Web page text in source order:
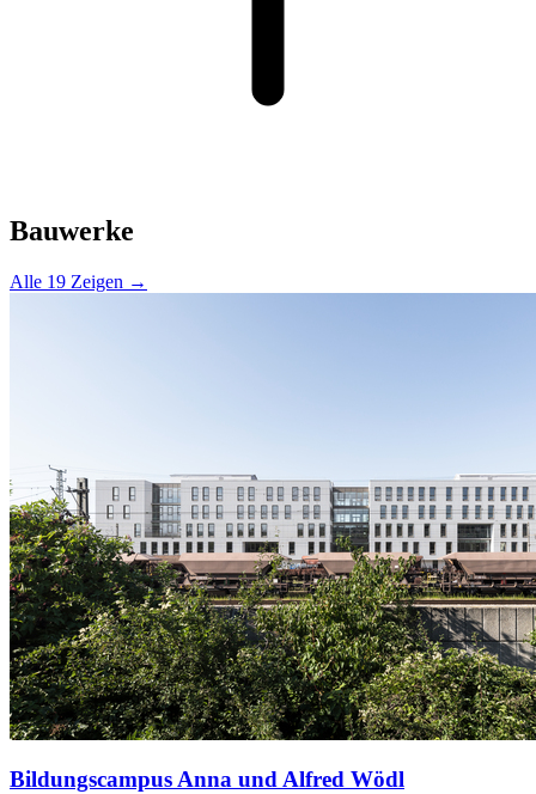
Bauwerke
Alle 19 Zeigen →
Bildungscampus Anna und Alfred Wödl